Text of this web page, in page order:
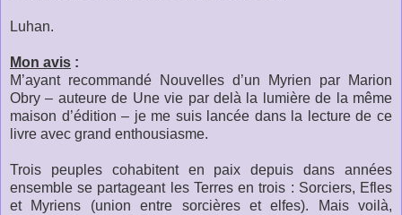
Luhan.
Mon avis :
M’ayant recommandé Nouvelles d’un Myrien par Marion
Obry – auteure de Une vie par delà la lumière de la même
maison d’édition – je me suis lancée dans la lecture de ce
livre avec grand enthousiasme.
Trois peuples cohabitent en paix depuis dans années
ensemble se partageant les Terres en trois : Sorciers, Efles
et Myriens (union entre sorcières et elfes). Mais voilà,